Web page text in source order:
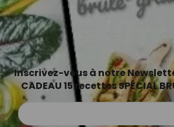
Inscrivez-vous à notre
CADEAU 15 recettes SPÉCIAL